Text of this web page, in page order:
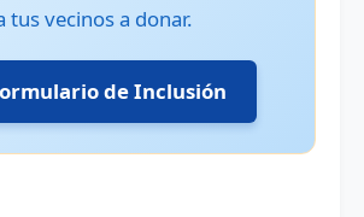
tus vecinos a donar.
de Inclusión